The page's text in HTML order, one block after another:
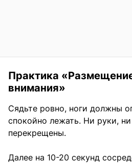
Практика
внимания»
Сядьте ровно, ноги должны
спокойно лежать. Ни руки,
перекрещены.
Далее на 10-20 секунд